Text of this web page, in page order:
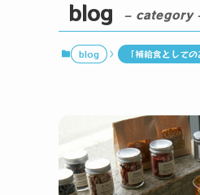
blog – category
blog 「補給食としての